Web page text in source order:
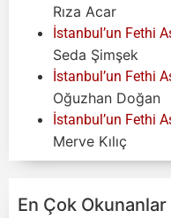
Rıza Acar
İstanbul’un Fethi
Seda Şimşek
İstanbul’un Fethi
Oğuzhan Doğan
İstanbul’un Fethi
Merve Kılıç
En Çok Okunanlar